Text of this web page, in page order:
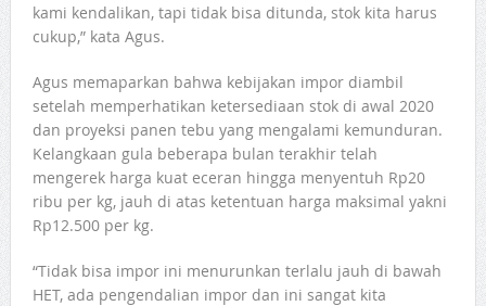
kami kendalikan, tapi tidak bisa ditunda, stok kita harus
cukup,” kata Agus.
Agus memaparkan bahwa kebijakan impor diambil
setelah memperhatikan ketersediaan stok di awal 2020
dan proyeksi panen tebu yang mengalami kemunduran.
Kelangkaan gula beberapa bulan terakhir telah
mengerek harga kuat eceran hingga menyentuh Rp20
ribu per kg, jauh di atas ketentuan harga maksimal yakni
Rp12.500 per kg.
“Tidak bisa impor ini menurunkan terlalu jauh di bawah
HET, ada pengendalian impor dan ini sangat kita